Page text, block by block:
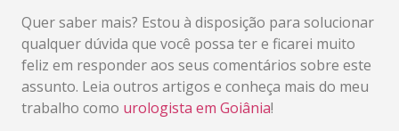
Quer saber mais? Estou à disposição para solucionar
qualquer dúvida que você possa ter e ficarei muito
feliz em responder aos seus comentários sobre este
assunto. Leia outros artigos e conheça mais do meu
trabalho como urologista em Goiânia!